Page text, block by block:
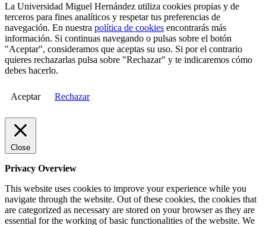
La Universidad Miguel Hernández utiliza cookies propias y de
terceros para fines analíticos y respetar tus preferencias de
navegación. En nuestra política de cookies encontrarás más
información. Si continuas navegando o pulsas sobre el botón
"Aceptar", consideramos que aceptas su uso. Si por el contrario
quieres rechazarlas pulsa sobre "Rechazar" y te indicaremos cómo
debes hacerlo.
Aceptar Rechazar
Close
Privacy Overview
This website uses cookies to improve your experience while you
navigate through the website. Out of these cookies, the cookies that
are categorized as necessary are stored on your browser as they are
essential for the working of basic functionalities of the website. We